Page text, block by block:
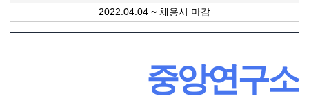
지
내
인
기 트
2022.04.04 ~ 채용시 마감
중앙연구소